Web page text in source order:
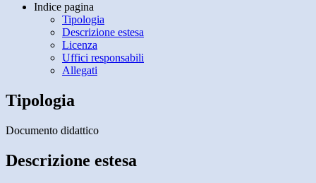
Indice pagina
Tipologia
Descrizione estesa
Licenza
Uffici responsabili
Allegati
Tipologia
Documento didattico
Descrizione estesa